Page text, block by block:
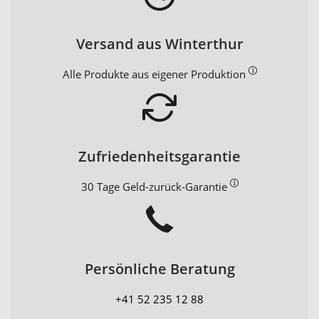
Versand aus Winterthur
Alle Produkte aus eigener Produktion
Zufriedenheitsgarantie
30 Tage Geld-zurück-Garantie
Persönliche Beratung
+41 52 235 12 88